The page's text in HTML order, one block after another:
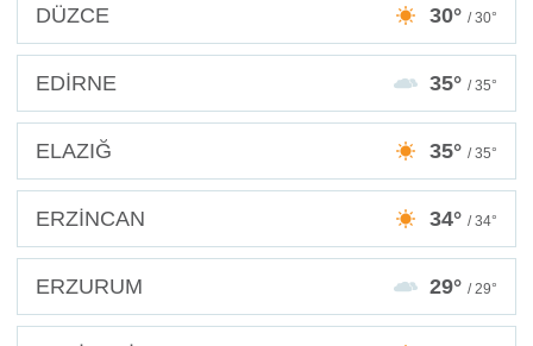
DÜZCE 30° / 30°
EDİRNE 35° / 35°
ELAZIĞ 35° / 35°
ERZİNCAN 34° / 34°
ERZURUM 29° / 29°